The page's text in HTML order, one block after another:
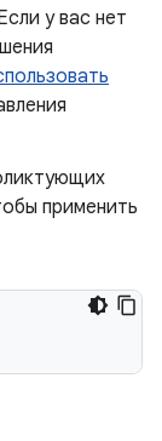
у вас нет
применить